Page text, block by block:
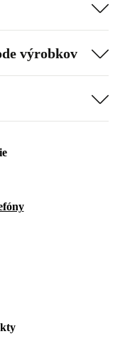
výrobkov